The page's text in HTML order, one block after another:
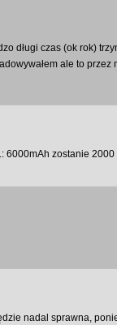
długi czas (ok rok)
ale to przez
6000mAh zostanie
nadal sprawna,